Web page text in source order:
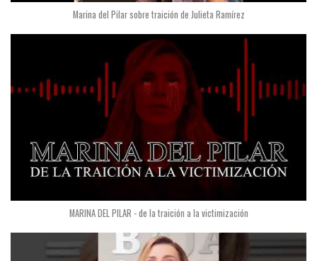
Marina del Pilar sobre traición de Julieta Ramírez
MARINA DEL PILAR - de la traición a la victimización